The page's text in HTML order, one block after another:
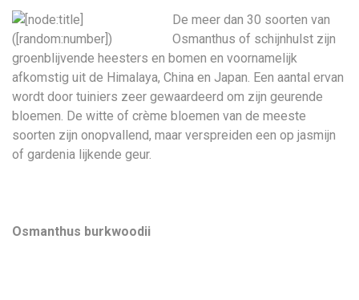
De meer dan 30 soorten van
Osmanthus of schijnhulst zijn
groenblijvende heesters en bomen en voornamelijk
afkomstig uit de Himalaya, China en Japan. Een aantal ervan
wordt door tuiniers zeer gewaardeerd om zijn geurende
bloemen. De witte of crème bloemen van de meeste
soorten zijn onopvallend, maar verspreiden een op jasmijn
of gardenia lijkende geur.
Osmanthus burkwoodii